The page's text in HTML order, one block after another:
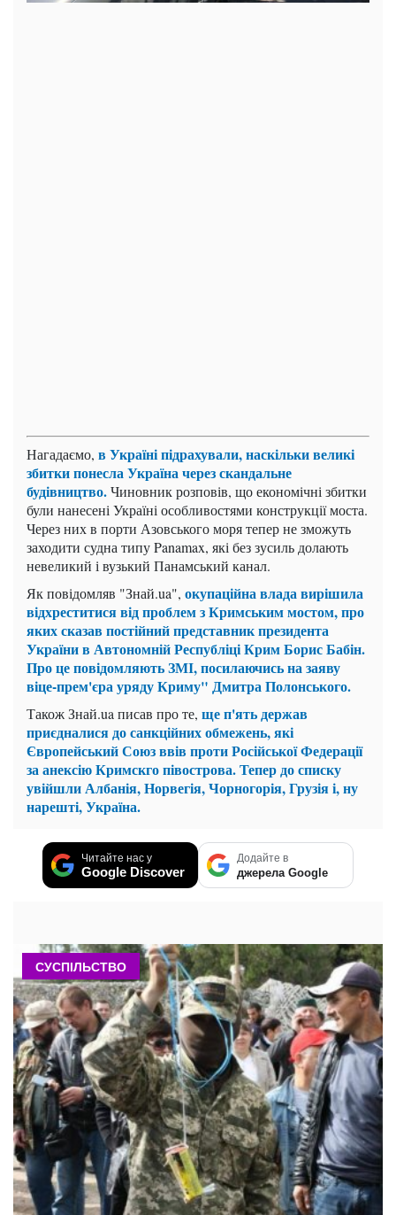
Нагадаємо, в Україні підрахували, наскільки великі
збитки понесла Україна через скандальне
будівництво.Чиновник розповів, що економічні збитки
були нанесені Україні особливостями конструкції моста.
Через них в порти Азовського моря тепер не зможуть
заходити судна типу Panamax, які без зусиль долають
невеликий і вузький Панамський канал.
Як повідомляв "Знай.ua", окупаційна влада вирішила
відхреститися від проблем з Кримським мостом, про
яких сказав постійний представник президента
України в Автономній Республіці Крим Борис Бабін.
Про це повідомляють ЗМІ, посилаючись назаяву
віце-прем'єра уряду Криму" Дмитра Полонського.
Також Знай.ua писав про те, ще п'ять держав
приєдналися до санкційних обмежень, які
Європейський Союз ввів проти Російської Федерації
за анексію Кримскго півострова. Тепер до списку
увійшли Албанія, Норвегія, Чорногорія, Грузія і, ну
нарешті, Україна.
Читайте нас у
Google Discover
Додайте в
джерела Google
СУСПІЛЬСТВО